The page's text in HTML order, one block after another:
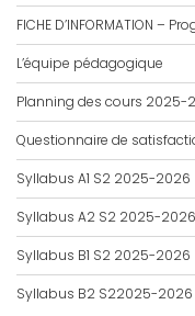
FICHE D’INFORMATION –
L’équipe pédagogique
Planning des cours 2025-
Questionnaire de
Syllabus A1 S2 2025-2026
Syllabus A2 S2 2025-2026
Syllabus B1 S2 2025-2026
Syllabus B2 S22025-2026